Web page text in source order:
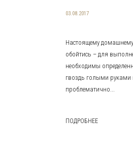
03.08.2017
Настоящему домашнему
обойтись – для
необходимы
гвоздь голыми
проблематично...
ПОДРОБНЕЕ